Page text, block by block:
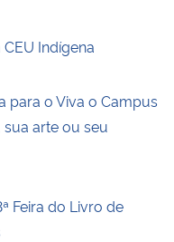
Indígena
para o Viva o Campus
arte ou seu
Feira do Livro de